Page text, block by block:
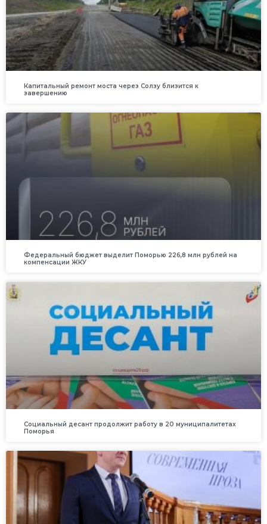
Капитальный ремонт моста через Солзу близится к
завершению
Федеральный бюджет выделит Поморью 226,8 млн рублей на
компенсации ЖКУ
Социальный десант продолжит работу в 20 муниципалитетах
Поморья